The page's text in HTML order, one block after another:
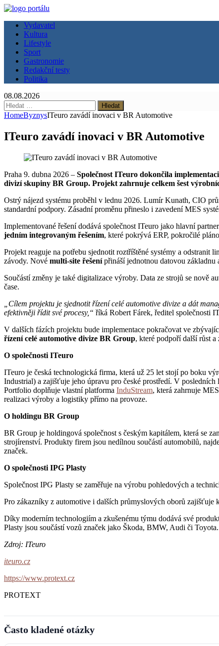
Vydavatel
Kultura
Lifestyle
Sport
Gastronomie
Redakční testy
Politika
08.08.2026
Vyhledávání
HomeByznysITeuro zavádí inovaci v BR Automotive
ITeuro zavádí inovaci v BR Automotive
Praha 9. dubna 2026 – Společnost ITeuro dokončila
divizí skupiny BR Group. Projekt zahrnuje celkem šest
Ostrý nájezd systému proběhl v lednu 2026. Lumír Kunath, CIO
standardní podpory. Zásadní proměnu přineslo i zavedení MES
Implementované řešení dodává společnost ITeuro jako hlavní
jedním integrovaným řešením, které pokrývá ERP, pokročilé
Projekt reaguje na potřebu sjednotit roztříštěné systémy a
závody. Nové multi-site řešenípřináší jednotnou datovou základnu
Součástí změny je také digitalizace výroby. Data ze strojů se nově
čase.
„Cílem projektu je sjednotit řízení celé automotive divize a dát
efektivněji řídit své procesy,“ říká Robert Fárek, ředitel společnosti
V dalších fázích projektu bude implementace pokračovat ve
řízení celé automotive divize BR Group, které podpoří další růst
O společnosti ITeuro
ITeuro je česká technologická firma, která už 25 let stojí po boku
Industrial) a zajišťuje jeho úpravu pro české prostředí. V posledních
Portfolio doplňuje vlastní platforma InduStream, která zahrnuje
realizaci výroby a logistiky přímo na provoze.
O holdingu BR Group
BR Group je holdingová společnost s českým kapitálem, která se
strojírenství. Produkty firem jsou nedílnou součástí automobilů,
značek.
O společnosti IPG Plasty
Společnost IPG Plasty se zaměřuje na výrobu pohledových a
Pro zákazníky z automotive i dalších průmyslových oborů zajišťuje
Díky moderním technologiím a zkušenému týmu dodává své
Plasty jsou součástí vozů značek jako Škoda, BMW, Audi či Toyota.
Zdroj: ITeuro
iteuro.cz
https://www.protext.cz
PROTEXT
Často kladené otázky